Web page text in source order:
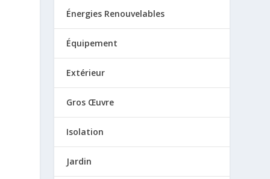
Énergies Renouvelables
Équipement
Extérieur
Gros Œuvre
Isolation
Jardin